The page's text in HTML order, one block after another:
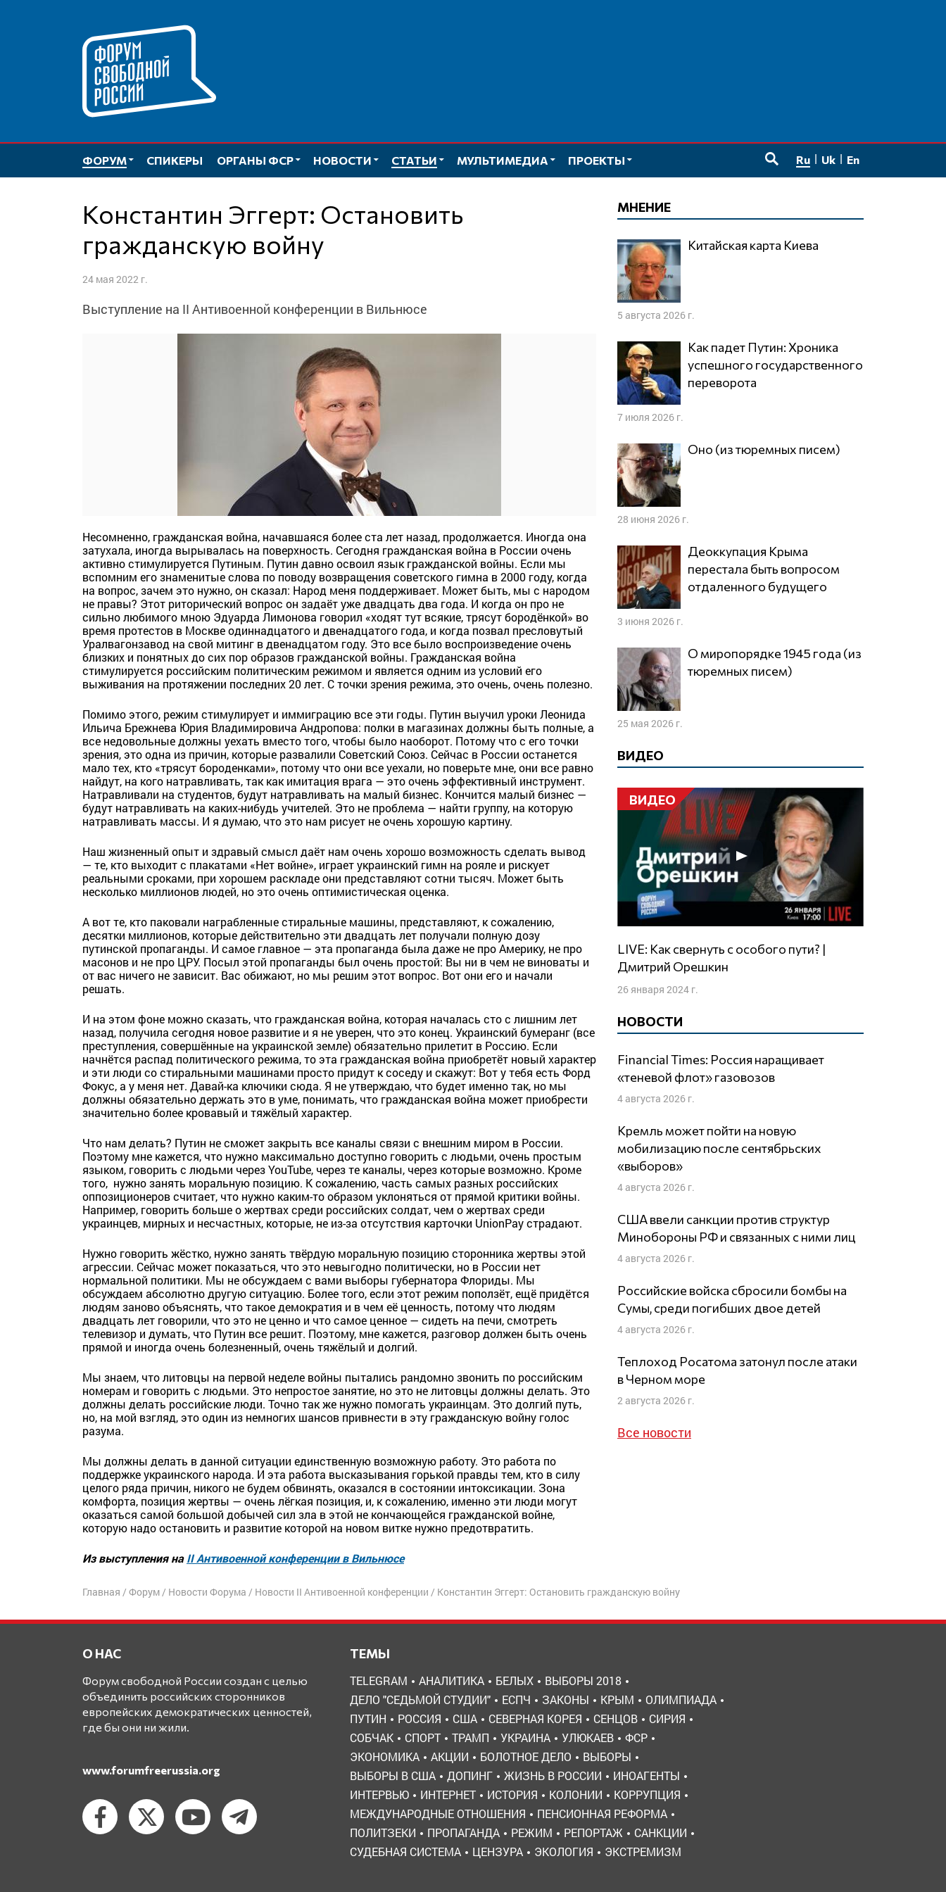
ФОРУМ СПИКЕРЫ ОРГАНЫ ФСР НОВОСТИ СТАТЬИ МУЛЬТИМЕДИА
ПРОЕКТЫ
Ru Uk En
Константин Эггерт: Остановить
гражданскую войну
24 мая 2022 г.
Выступление на II Антивоенной конференции в Вильнюсе
Несомненно, гражданская война, начавшаяся более ста лет назад, продолжается. Иногда она
затухала, иногда вырывалась на поверхность. Сегодня гражданская война в России очень
активно стимулируется Путиным. Путин давно освоил язык гражданской войны. Если мы
вспомним его знаменитые слова по поводу возвращения советского гимна в 2000 году, когда
на вопрос, зачем это нужно, он сказал: Народ меня поддерживает. Может быть, мы с народом
не правы? Этот риторический вопрос он задаёт уже двадцать два года. И когда он про не
сильно любимого мною Эдуарда Лимонова говорил «ходят тут всякие, трясут бородёнкой» во
время протестов в Москве одиннадцатого и двенадцатого года, и когда позвал пресловутый
Уралвагонзавод на свой митинг в двенадцатом году. Это все было воспроизведение очень
близких и понятных до сих пор образов гражданской войны. Гражданская война
стимулируется российским политическим режимом и является одним из условий его
выживания на протяжении последних 20 лет. С точки зрения режима, это очень, очень полезно.
Помимо этого, режим стимулирует и иммиграцию все эти годы. Путин выучил уроки Леонида
Ильича Брежнева Юрия Владимировича Андропова: полки в магазинах должны быть полные, а
все недовольные должны уехать вместо того, чтобы было наоборот. Потому что с его точки
зрения, это одна из причин, которые развалили Советский Союз. Сейчас в России останется
мало тех, кто «трясут бороденками», потому что они все уехали, но поверьте мне, они все равно
найдут, на кого натравливать, так как имитация врага — это очень эффективный инструмент.
Натравливали на студентов, будут натравливать на малый бизнес. Кончится малый бизнес —
будут натравливать на каких-нибудь учителей. Это не проблема — найти группу, на которую
натравливать массы. И я думаю, что это нам рисует не очень хорошую картину.
Наш жизненный опыт и здравый смысл даёт нам очень хорошо возможность сделать вывод
— те, кто выходит с плакатами «Нет войне», играет украинский гимн на рояле и рискует
реальными сроками, при хорошем раскладе они представляют сотни тысяч. Может быть
несколько миллионов людей, но это очень оптимистическая оценка.
А вот те, кто паковали награбленные стиральные машины, представляют, к сожалению,
десятки миллионов, которые действительно эти двадцать лет получали полную дозу
путинской пропаганды. И самое главное — эта пропаганда была даже не про Америку, не про
масонов и не про ЦРУ. Посыл этой пропаганды был очень простой: Вы ни в чем не виноваты и
от вас ничего не зависит. Вас обижают, но мы решим этот вопрос. Вот они его и начали
решать.
И на этом фоне можно сказать, что гражданская война, которая началась сто с лишним лет
назад, получила сегодня новое развитие и я не уверен, что это конец. Украинский бумеранг (все
преступления, совершённые на украинской земле) обязательно прилетит в Россию. Если
начнётся распад политического режима, то эта гражданская война приобретёт новый характер
и эти люди со стиральными машинами просто придут к соседу и скажут: Вот у тебя есть Форд
Фокус, а у меня нет. Давай-ка ключики сюда. Я не утверждаю, что будет именно так, но мы
должны обязательно держать это в уме, понимать, что гражданская война может приобрести
значительно более кровавый и тяжёлый характер.
Что нам делать? Путин не сможет закрыть все каналы связи с внешним миром в России.
Поэтому мне кажется, что нужно максимально доступно говорить с людьми, очень простым
языком, говорить с людьми через YouTube, через те каналы, через которые возможно. Кроме
того, нужно занять моральную позицию. К сожалению, часть самых разных российских
оппозиционеров считает, что нужно каким-то образом уклоняться от прямой критики войны.
Например, говорить больше о жертвах среди российских солдат, чем о жертвах среди
украинцев, мирных и несчастных, которые, не из-за отсутствия карточки UnionPay страдают.
Нужно говорить жёстко, нужно занять твёрдую моральную позицию сторонника жертвы этой
агрессии. Cейчас может показаться, что это невыгодно политически, но в России нет
нормальной политики. Мы не обсуждаем с вами выборы губернатора Флориды. Мы
обсуждаем абсолютно другую ситуацию. Более того, если этот режим поползёт, ещё придётся
людям заново объяснять, что такое демократия и в чем её ценность, потому что людям
двадцать лет говорили, что это не ценно и что самое ценное — сидеть на печи, смотреть
телевизор и думать, что Путин все решит. Поэтому, мне кажется, разговор должен быть очень
прямой и иногда очень болезненный, очень тяжёлый и долгий.
Мы знаем, что литовцы на первой неделе войны пытались рандомно звонить по российским
номерам и говорить с людьми. Это непростое занятие, но это не литовцы должны делать. Это
должны делать российские люди. Точно так же нужно помогать украинцам. Это долгий путь,
но, на мой взгляд, это один из немногих шансов привнести в эту гражданскую войну голос
разума.
Мы должны делать в данной ситуации единственную возможную работу. Это работа по
поддержке украинского народа. И эта работа высказывания горькой правды тем, кто в силу
целого ряда причин, никого не будем обвинять, оказался в состоянии интоксикации. Зона
комфорта, позиция жертвы — очень лёгкая позиция, и, к сожалению, именно эти люди могут
оказаться самой большой добычей сил зла в этой не кончающейся гражданской войне,
которую надо остановить и развитие которой на новом витке нужно предотвратить.
Из выступления наII Антивоенной конференции в Вильнюсе
МНЕНИЕ
Китайская карта Киева
5 августа 2026 г.
Как падет Путин: Хроника
успешного государственного
переворота
7 июля 2026 г.
Оно (из тюремных писем)
28 июня 2026 г.
Деоккупация Крыма
перестала быть вопросом
отдаленного будущего
3 июня 2026 г.
О миропорядке 1945 года (из
тюремных писем)
25 мая 2026 г.
ВИДЕО
ВИДЕО
LIVE: Как свернуть с особого пути? |
Дмитрий Орешкин
26 января 2024 г.
НОВОСТИ
Financial Times: Россия наращивает
«теневой флот» газовозов
4 августа 2026 г.
Кремль может пойти на новую
мобилизацию после сентябрьских
«выборов»
4 августа 2026 г.
США ввели санкции против структур
Минобороны РФ и связанных с ними лиц
4 августа 2026 г.
Российские войска сбросили бомбы на
Сумы, среди погибших двое детей
4 августа 2026 г.
Теплоход Росатома затонул после атаки
в Черном море
2 августа 2026 г.
Все новости
Главная / Форум/ Новости Форума / Новости II Антивоенной конференции / Константин Эггерт: Остановить гражданскую войну
О НАС
Форум свободной России создан с целью
объединить российских сторонников
европейских демократических ценностей,
где бы они ни жили.
www.forumfreerussia.org
ТЕМЫ
TELEGRAM АНАЛИТИКА БЕЛЫХ
ВЫБОРЫ 2018
ДЕЛО "СЕДЬМОЙ СТУДИИ"
ЕСПЧ ЗАКОНЫ КРЫМ
ОЛИМПИАДА
ПУТИН
РОССИЯ США СЕВЕРНАЯ КОРЕЯ СЕНЦОВ
СИРИЯ
СОБЧАК
СПОРТ ТРАМП УКРАИНА УЛЮКАЕВ
ФСР
ЭКОНОМИКА
АКЦИИ БОЛОТНОЕ ДЕЛО
ВЫБОРЫ
ВЫБОРЫ В США
ДОПИНГ ЖИЗНЬ В РОССИИ
ИНОАГЕНТЫ
ИНТЕРВЬЮ
ИНТЕРНЕТ ИСТОРИЯ КОЛОНИИ
КОРРУПЦИЯ
МЕЖДУНАРОДНЫЕ ОТНОШЕНИЯ
ПЕНСИОННАЯ РЕФОРМА
ПОЛИТЗЕКИ
ПРОПАГАНДА РЕЖИМ РЕПОРТАЖ
САНКЦИИ
СУДЕБНАЯ СИСТЕМА
ЦЕНЗУРА ЭКОЛОГИЯ ЭКСТРЕМИЗМ